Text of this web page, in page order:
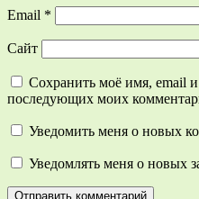
Email *
Сайт
Сохранить моё имя, email и
последующих моих
Уведомить меня о новых
Уведомлять меня о новых